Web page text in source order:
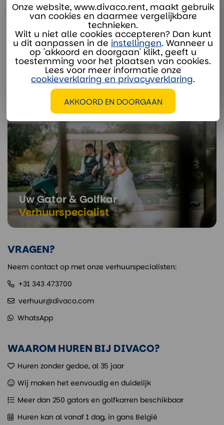
Onze verhuurspecialisten staan voor je klaar:
verhuur@divaco.com
Whatsapp
Uw Gator & Golfkar
Verhuurspecialist
VRAGEN?
Neem contact op met onze verhuurspecialisten:
+31 343 473700
verhuur@divaco.com
WhatsApp
WAAROM HUREN BIJ DIVACO?
Huren zonder gedoe, al 35 jaar
Wij maken het eenvoudig en duidelijk
Meer dan 250 gators en golfkarren beschikbaar
Huren kan al vanaf 1 dag, in gans België
Onze website, www.divaco.rent, maakt gebruik
van cookies en daarmee vergelijkbare
technieken.
Wilt u niet alle cookies accepteren? Dan kunt
u dit aanpassen in de instellingen. Wanneer u
op 'akkoord en doorgaan' klikt, geeft u
toestemming voor het plaatsen van cookies.
Lees voor meer informatie onze
cookieverklaring en privacyverklaring.
AKKOORD EN DOORGAAN